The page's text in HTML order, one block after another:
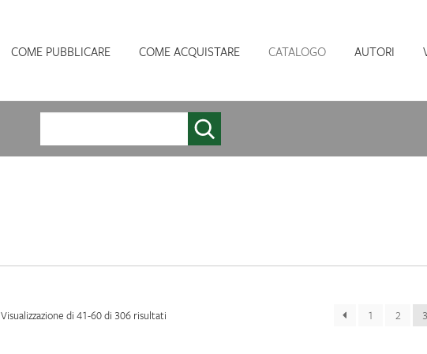
COME PUBBLICARE COME ACQUISTARE CATALOGO AUTORI
Visualizzazione di 41-60 di 306 risultati 1 2 3